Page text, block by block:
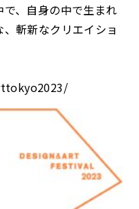
、自身の中で生まれ
斬新なクリエイショ